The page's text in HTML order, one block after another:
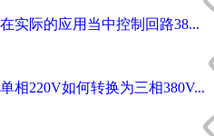
在实际的应用当中控制回路38...
单相220V如何转换为三相380V...